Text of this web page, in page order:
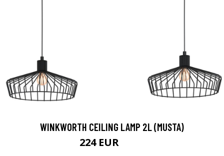
WINKWORTH CEILING LAMP 2L (MUSTA)
224 EUR